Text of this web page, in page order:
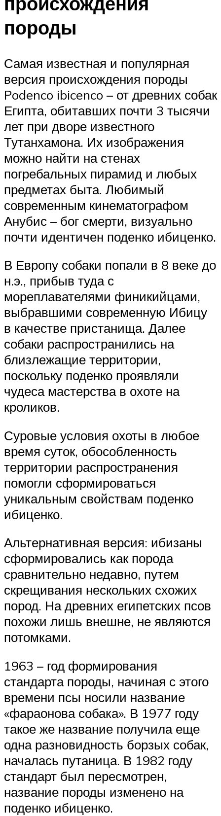
породы
Самая известная и популярная
версия происхождения породы
Podenco ibicenco – от древних собак
Египта, обитавших почти 3 тысячи
лет при дворе известного
Тутанхамона. Их изображения
можно найти на стенах
погребальных пирамид и любых
предметах быта. Любимый
современным кинематографом
Анубис – бог смерти, визуально
почти идентичен поденко ибиценко.
В Европу собаки попали в 8 веке до
н.э., прибыв туда с
мореплавателями финикийцами,
выбравшими современную Ибицу
в качестве пристанища. Далее
собаки распространились на
близлежащие территории,
поскольку поденко проявляли
чудеса мастерства в охоте на
кроликов.
Суровые условия охоты в любое
время суток, обособленность
территории распространения
помогли сформироваться
уникальным свойствам поденко
ибиценко.
Альтернативная версия: ибизаны
сформировались как порода
сравнительно недавно, путем
скрещивания нескольких схожих
пород. На древних египетских псов
похожи лишь внешне, не являются
потомками.
1963 – год формирования
стандарта породы, начиная с этого
времени псы носили название
«фараонова собака». В 1977 году
такое же название получила еще
одна разновидность борзых собак,
началась путаница. В 1982 году
стандарт был пересмотрен,
название породы изменено на
поденко ибиценко.